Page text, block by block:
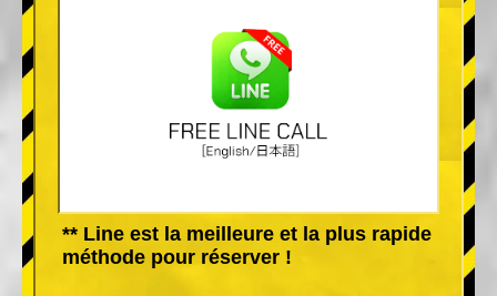
** Line est la meilleure et la plus rapide
méthode pour réserver !